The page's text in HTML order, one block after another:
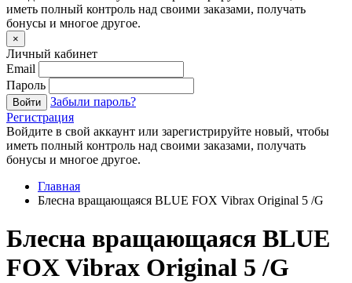
иметь полный контроль над своими заказами, получать
бонусы и многое другое.
×
Личный кабинет
Email
Пароль
Войти
Забыли пароль?
Регистрация
Войдите в свой аккаунт или зарегистрируйте новый, чтобы
иметь полный контроль над своими заказами, получать
бонусы и многое другое.
Главная
Блесна вращающаяся BLUE FOX Vibrax Original 5 /G
Блесна вращающаяся BLUE
FOX Vibrax Original 5 /G